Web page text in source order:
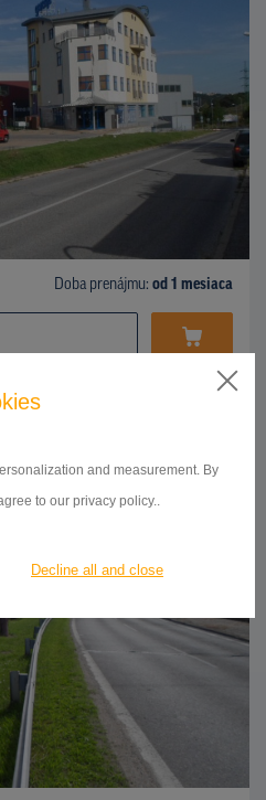
and measurement. By
to our privacy policy..
Decline all and close
Doba prenájmu: od 1 mesiaca